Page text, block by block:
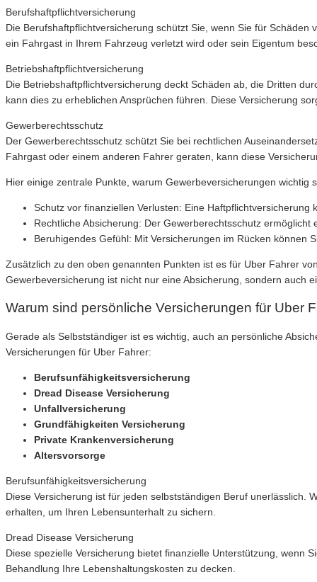
Berufshaftpflichtversicherung
Die Berufshaftpflichtversicherung schützt Sie, wenn Sie für
ein Fahrgast in Ihrem Fahrzeug verletzt wird oder sein Eigentum
Betriebshaftpflichtversicherung
Die Betriebshaftpflichtversicherung deckt Schäden ab, die Dritten
kann dies zu erheblichen Ansprüchen führen. Diese Versicherung
Gewerberechtsschutz
Der Gewerberechtsschutz schützt Sie bei rechtlichen
Fahrgast oder einem anderen Fahrer geraten, kann diese
Hier einige zentrale Punkte, warum Gewerbeversicherungen wichtig
Schutz vor finanziellen Verlusten: Eine
Rechtliche Absicherung: Der Gewerberechtsschutz
Beruhigendes Gefühl: Mit Versicherungen im Rücken können
Zusätzlich zu den oben genannten Punkten ist es für Uber Fahrer
Gewerbeversicherung ist nicht nur eine Absicherung, sondern auch
Warum sind persönliche Versicherungen für Uber
Gerade als Selbstständiger ist es wichtig, auch an persönliche
Versicherungen für Uber Fahrer:
Berufsunfähigkeitsversicherung
Dread Disease Versicherung
Unfallversicherung
Grundfähigkeiten Versicherung
Private Krankenversicherung
Altersvorsorge
Berufsunfähigkeitsversicherung
Diese Versicherung ist für jeden selbstständigen Beruf unerlässlich.
erhalten, um Ihren Lebensunterhalt zu sichern.
Dread Disease Versicherung
Diese spezielle Versicherung bietet finanzielle Unterstützung, wenn
Behandlung Ihre Lebenshaltungskosten zu decken.